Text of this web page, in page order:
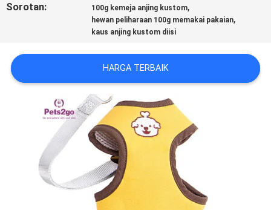
Sorotan: 100g kemeja anjing kustom,
hewan peliharaan 100g memakai pakaian,
kaus anjing kustom diisi
HARGA TERBAIK